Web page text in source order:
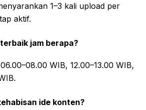
1–3 kali upload per
aktif.
jam berapa?
WIB, 12.00–13.00 WIB,
ide konten?